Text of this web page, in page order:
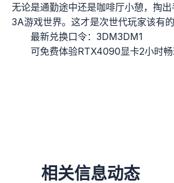
无论是通勤途中还是咖啡厅小憩，掏
3A游戏世界。这才是次世代玩家该有的
最新兑换口令：3DM3DM1
可免费体验RTX4090显卡2小时
相关信息动态